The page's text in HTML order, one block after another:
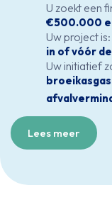
U zoekt een
€500.000
Uw project is:
in of vóór
Uw initiatief
Lees meer